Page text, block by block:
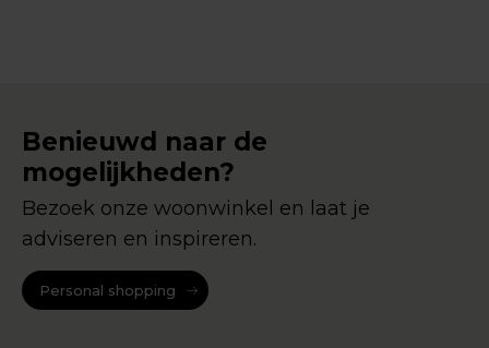
Benieuwd naar de
mogelijkheden?
Bezoek onze woonwinkel en laat je
adviseren en inspireren.
Personal shopping